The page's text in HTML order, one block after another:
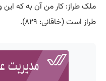
ملک طراز: کار من آن به که این
طراز است (خاقانی: ۸۲۹).